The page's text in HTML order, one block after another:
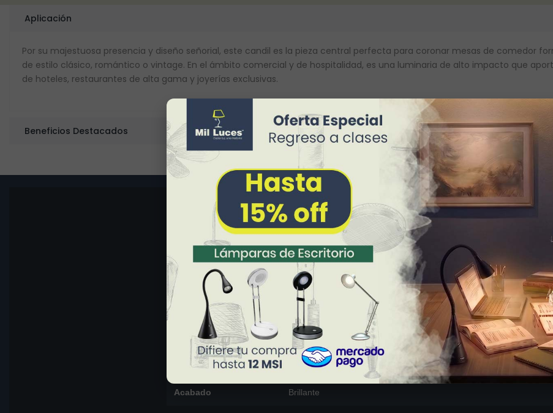
Aplicación
Por su majestuosa presencia y diseño señorial, este candil es la pieza central perfecta para coronar mesas de comedor
de estilo clásico, romántico o vintage. En el ámbito comercial y de hospitalidad, es una luminaria de alto impacto que
de hoteles, restaurantes de alta gama y joyerías exclusivas.
Beneficios Destacados
CARACTERÍSTICAS FÍSICAS
Ambiente Interior
Aplicación
Materiales Aluminio/Metal/Cristal cortado
Color Dorado
Acabado Brillante